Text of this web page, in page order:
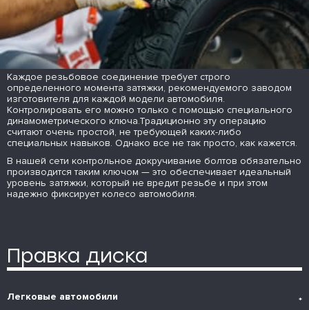
Каждое резьбовое соединение требует строго
определенного момента затяжки, рекомендуемого заводом
изготовителя для каждой модели автомобиля.
Контролировать его можно только с помощью специального
динамометрического ключа.Традиционно эту операцию
считают очень простой, не требующей каких-либо
специальных навыков. Однако все не так просто, как кажется.
В нашей сети контрольное докручивание болтов обязательно
производится таким ключом — это обеспечивает идеальный
уровень затяжки, который не вредит резьбе и при этом
надежно фиксирует колесо автомобиля.
Правка диска
Легковые автомобили *